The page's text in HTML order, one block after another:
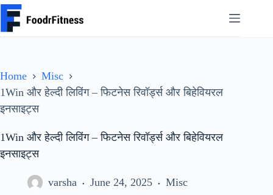
Skip
to
content
Home
Misc
1Win और हेल्दी लिविंग – फिटनेस रिवॉर्ड्स और बिहेवियरल
इनसाइट्स
1Win और हेल्दी लिविंग – फिटनेस रिवॉर्ड्स और बिहेवियरल
इनसाइट्स
varsha June 24, 2025 Misc